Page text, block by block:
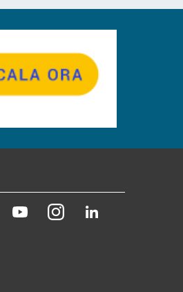
Twitter YoutubeInstagram